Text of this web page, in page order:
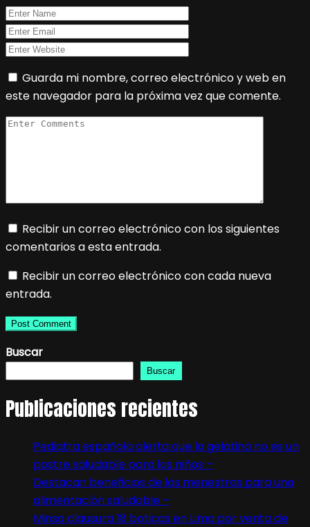
Guarda mi nombre, correo electrónico y web en
este navegador para la próxima vez que comente.
Recibir un correo electrónico con los siguientes
comentarios a esta entrada.
Recibir un correo electrónico con cada nueva
entrada.
Buscar
Buscar
Publicaciones recientes
Pediatra española alerta que la gelatina no es un
postre saludable para los niños –
Destacan beneficios de las menestras para una
alimentación saludable –
Minsa clausura 18 boticas en Lima por venta de